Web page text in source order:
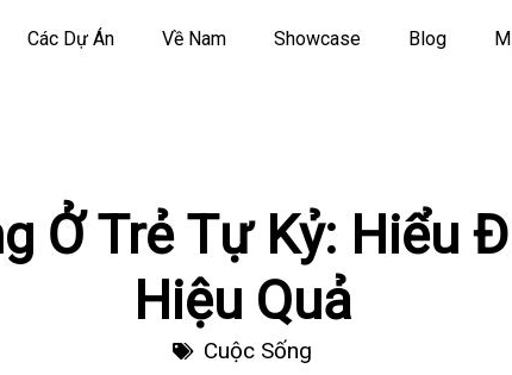
Các Dự Án Về Nam Showcase Blog
Ở Trẻ Tự Kỷ: Hiểu
Hiệu Quả
Cuộc Sống